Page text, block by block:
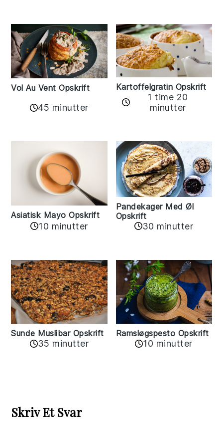
Vol Au Vent Opskrift
45 minutter
Kartoffelgratin Opskrift
1 time 20
minutter
Asiatisk Mayo Opskrift
10 minutter
Pandekager Med Øl
Opskrift
30 minutter
Sunde Muslibar Opskrift
35 minutter
Ramsløgspesto Opskrift
10 minutter
Interactions
Skriv Et Svar